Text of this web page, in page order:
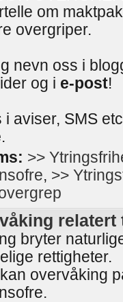
om
overgriper.
nevn oss i
og i e-post!
i aviser, SMS
.
>>
, >>
bryter
rettigheter.
overvåking